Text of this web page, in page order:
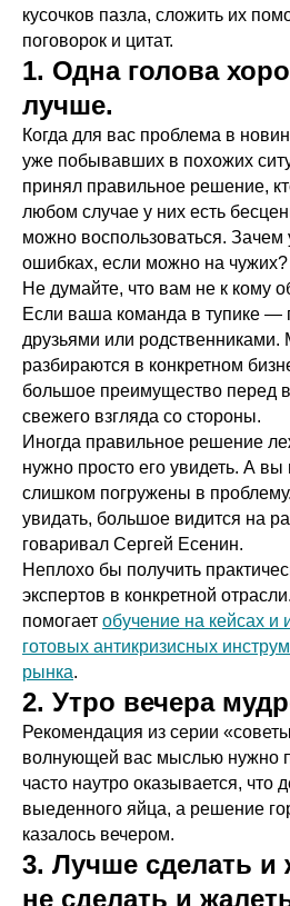
кусочков пазла, сложить их
поговорок и цитат.
1. Одна голова
лучше.
Когда для вас проблема в
уже побывавших в похожих
принял правильное решение,
любом случае у них есть
можно воспользоваться. Зачем
ошибках, если можно на чужих?
Не думайте, что вам не к кому
Если ваша команда в тупике —
друзьями или родственниками.
разбираются в конкретном
большое преимущество перед
свежего взгляда со стороны.
Иногда правильное решение
нужно просто его увидеть. А вы
слишком погружены в
увидать, большое видится на
говаривал Сергей Есенин.
Неплохо бы получить
экспертов в конкретной
помогает обучение на кейсах и
готовых антикризисных
рынка.
2. Утро вечера
Рекомендация из серии
волнующей вас мыслью нужно
часто наутро оказывается, что
выеденного яйца, а решение
казалось вечером.
3. Лучше сделать и
не сделать и